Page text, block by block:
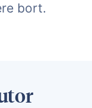
bort.